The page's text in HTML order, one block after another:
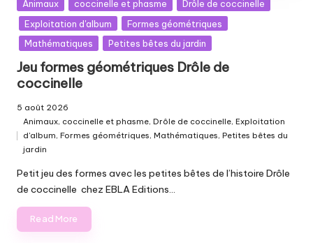
Posted
in
Animaux coccinelle et phasme
Drôle de coccinelle
Exploitation d'album
Formes géométriques
Mathématiques
Petites bêtes du jardin
Jeu formes géométriques Drôle de
coccinelle
5 août 2026
in
Animaux, coccinelle et phasme,Drôle de coccinelle,Exploitation
d'album,Formes géométriques,Mathématiques,Petites bêtes du
jardin
Petit jeu des formes avec les petites bêtes de l’histoire Drôle
de coccinelle chez EBLA Editions…
Read More